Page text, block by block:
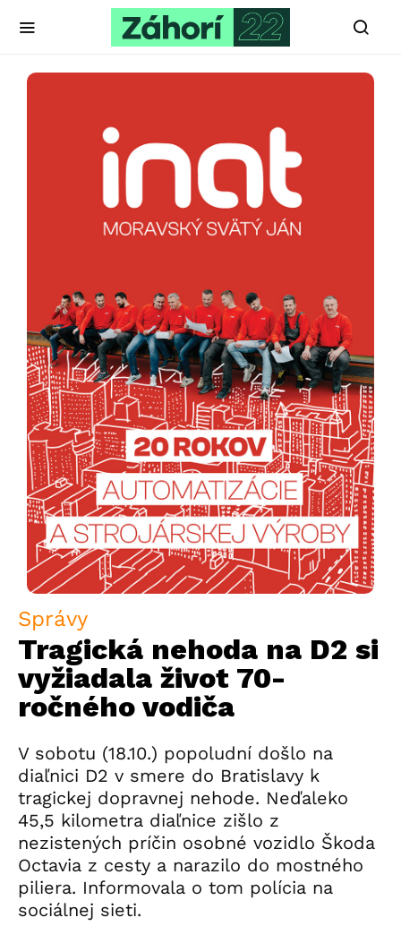
Správy
Tragická nehoda na D2 si
vyžiadala život 70-
ročného vodiča
V sobotu (18.10.) popoludní došlo na
diaľnici D2 v smere do Bratislavy k
tragickej dopravnej nehode. Neďaleko
45,5 kilometra diaľnice zišlo z
nezistených príčin osobné vozidlo Škoda
Octavia z cesty a narazilo do mostného
piliera. Informovala o tom polícia na
sociálnej sieti.